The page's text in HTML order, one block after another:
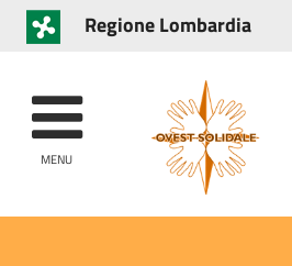
Regione Lombardia
MENU